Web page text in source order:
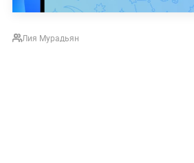
Лия Мурадьян